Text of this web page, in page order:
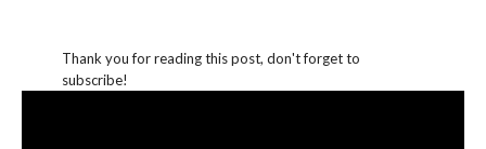
Thank you for reading this post, don't forget to
subscribe!